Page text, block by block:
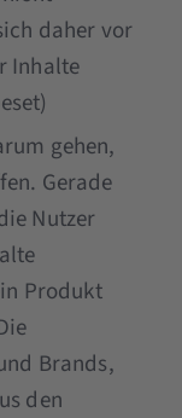
daher vor
Inhalte
gehen,
Gerade
Nutzer
Produkt
Brands,
den